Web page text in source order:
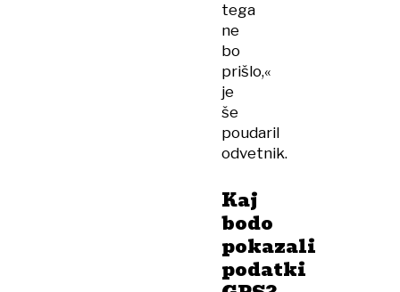
tega
ne
bo
prišlo,«
je
še
poudaril
odvetnik.
Kaj
bodo
pokazali
podatki